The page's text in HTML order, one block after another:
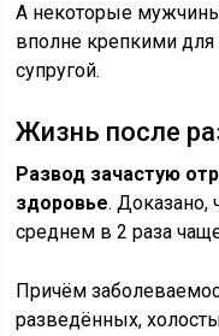
А некоторые
вполне крепкими
супругой.
Жизнь после
Развод зачастую
здоровье. Доказано,
среднем в 2 раза
Причём
разведённых,